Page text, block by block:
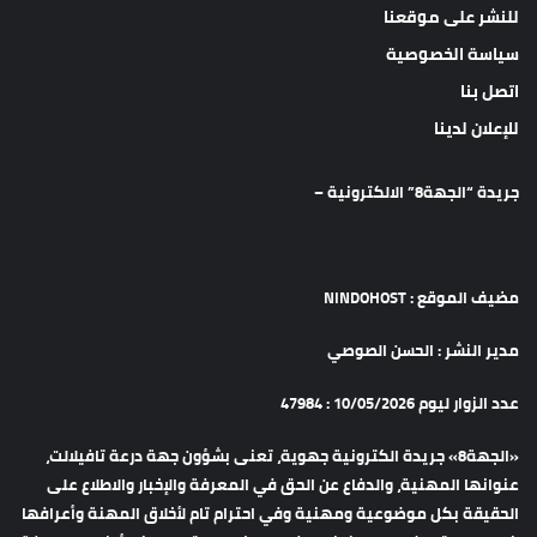
للنشر على موقعنا
سياسة الخصوصية
اتصل بنا
للإعلان لدينا
جريدة “الجهة8” الالكترونية –
مضيف الموقع : NINDOHOST
مدير النشر : الحسن الصوصي
عدد الزوار ليوم 10/05/2026 : 47984
«الجهة8» جريدة الكترونية جهوية، تعنى بشؤون جهة درعة تافيلالت،
عنوانها المهنية، والدفاع عن الحق في المعرفة والإخبار والاطلاع على
الحقيقة بكل موضوعية ومهنية وفي احترام تام لأخلاق المهنة وأعرافها